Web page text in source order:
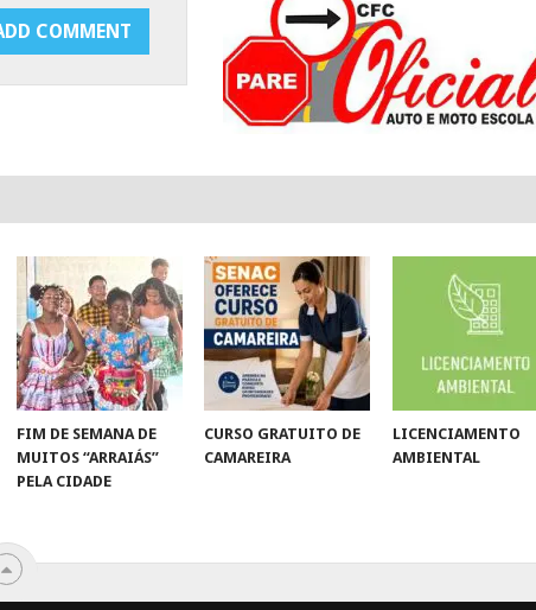
FIM DE SEMANA DE
MUITOS “ARRAIÁS”
PELA CIDADE
CURSO GRATUITO DE
CAMAREIRA
LICENCIAMENTO
AMBIENTAL